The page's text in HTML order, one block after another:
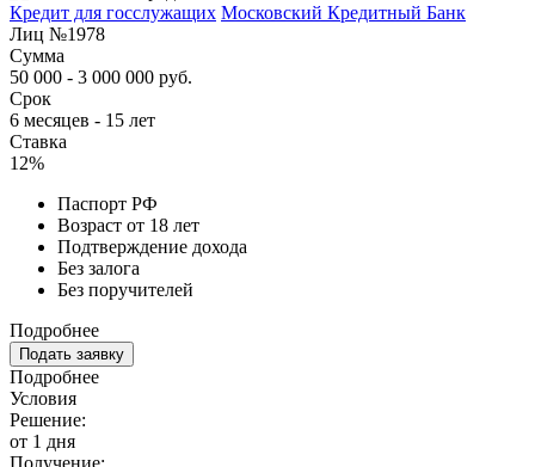
Кредит для госслужащих Московский Кредитный Банк
Лиц №1978
Сумма
50 000 - 3 000 000 руб.
Срок
6 месяцев - 15 лет
Ставка
12%
Паспорт РФ
Возраст от 18 лет
Подтверждение дохода
Без залога
Без поручителей
Подробнее
Подать заявку
Подробнее
Условия
Решение:
от 1 дня
Получение: